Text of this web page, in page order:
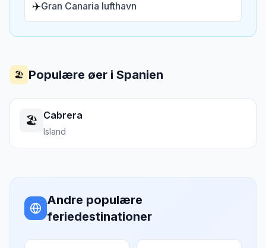
✈️Gran Canaria lufthavn
🏖️ Populære øer i Spanien
🏖️ Cabrera
Island
Andre populære
feriedestinationer